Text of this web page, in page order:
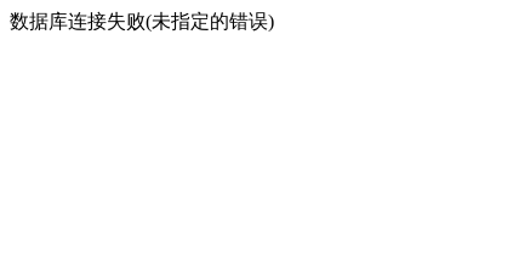
数据库连接失败(未指定的错误)